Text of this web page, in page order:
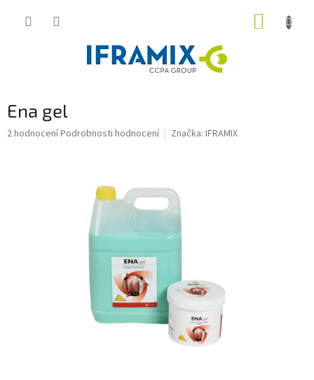
Ena gel
Průměrné
2 hodnoceníPodrobnosti hodnocení Značka: IFRAMIX